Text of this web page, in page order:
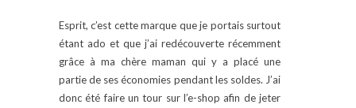
Esprit, c’est cette marque que je portais surtout
étant ado et que j’ai redécouverte récemment
grâce à ma chère maman qui y a placé une
partie de ses économies pendant les soldes. J’ai
donc été faire un tour sur l’e-shop afin de jeter